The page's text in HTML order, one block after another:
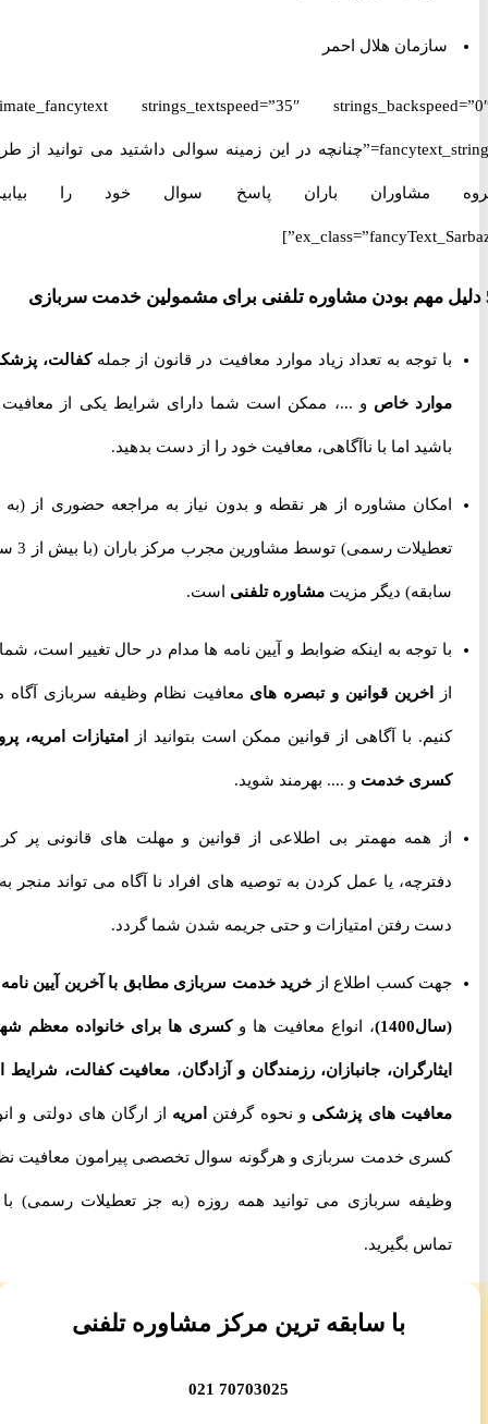
سازمان هلال احمر
[ultimate_fancytext strings_textspeed=”35″
fancytext_strings=”چنانچه در این زمینه سوالی داشتید می توانید از طریق
مشاوران باران پاسخ سوال خود را بیابید.”
با توجه به تعداد زیاد موارد معافیت در قانون از جملهکفالت، پزشکی،
موارد خاصو ...، ممکن است شما دارای شرایط یکی از معافیت ها
باشید اما با ناآگاهی، معافیت خود را از دست بدهید.
امکان مشاوره از هر نقطه و بدون نیاز به مراجعه حضوری از (به جز
تعطیلات رسمی) توسط مشاورین مجرب مرکز باران (با بیش از 3 سال
سابقه) دیگر مزیت مشاوره تلفنیاست.
با توجه به اینکه ضوابط و آیین نامه ها مدام در حال تغییر است، شما را
اخرین قوانین و تبصره هایمعافیت نظام وظیفه سربازی آگاه می
کنیم. با آگاهی از قوانین ممکن است بتوانید ازامتیازات امریه، پروژه
کسری خدمتو .... بهرمند شوید.
از همه مهمتر بی اطلاعی از قوانین و مهلت های قانونی پر کردن
دفترچه، یا عمل کردن به توصیه های افراد نا آگاه می تواند منجر به از
دست رفتن امتیازات و حتی جریمه شدن شما گردد.
جهت کسب اطلاع ازخرید خدمت سربازی مطابق با آخرین آیین نامه ها
(سال1400) ، انواع معافیت ها و کسری ها برای خانواده معظم شهدا،
ایثارگران، جانبازان، رزمندگان و آزادگان،معافیت کفالت، شرایط اخذ
معافیت های پزشکیو نحوه گرفتن امریهاز ارگان های دولتی و انواع
کسری خدمت سربازی و هرگونه سوال تخصصی پیرامون معافیت نظام
وظیفه سربازی می توانید همه روزه (به جز تعطیلات رسمی) با ما
تماس بگیرید.
با سابقه ترین مرکز مشاوره تلفنی
70703025 021